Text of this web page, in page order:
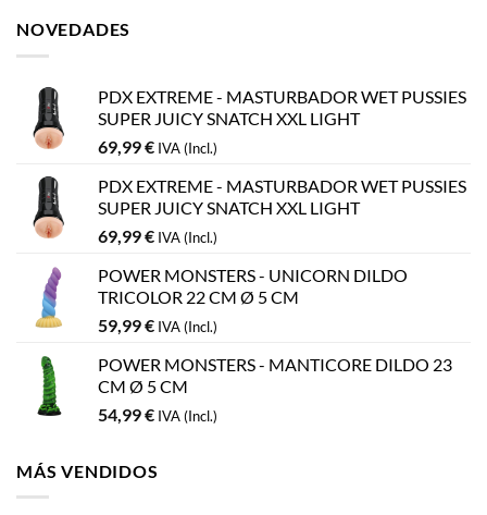
NOVEDADES
PDX EXTREME - MASTURBADOR WET PUSSIES
SUPER JUICY SNATCH XXL LIGHT
69,99€ IVA (Incl.)
PDX EXTREME - MASTURBADOR WET PUSSIES
SUPER JUICY SNATCH XXL LIGHT
69,99€ IVA (Incl.)
POWER MONSTERS - UNICORN DILDO
TRICOLOR 22 CM Ø 5 CM
59,99€ IVA (Incl.)
POWER MONSTERS - MANTICORE DILDO 23
CM Ø 5 CM
54,99€ IVA (Incl.)
MÁS VENDIDOS